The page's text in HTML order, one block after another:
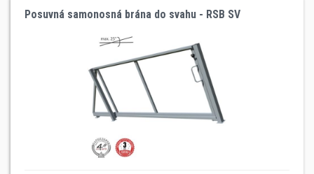
Posuvná samonosná brána do svahu - RSB SV